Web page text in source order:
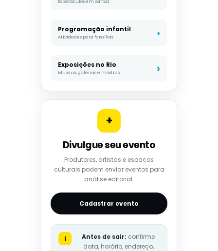
Espetáculos em cartaz
Programação infantil
Atividades para famílias
Exposições no Rio
Museus, galerias e mostras
+
Divulgue seu evento
Produtores, artistas e espaços
culturais podem enviar eventos para
análise editorial.
Cadastrar evento
i Antes de sair: confirme
data, horário, endereço,